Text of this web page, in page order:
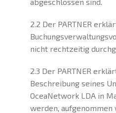
2.2 Der PARTNER
nicht rechtzeitig
2.3 Der PARTNER
Beschreibung seines
OceaNetwork LDA in
werden, aufgenommen